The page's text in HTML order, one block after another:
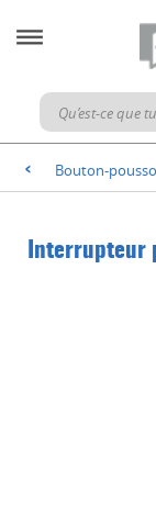
< Bouton-
Interrupteur